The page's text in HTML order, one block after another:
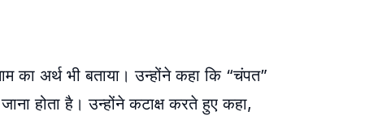
का अर्थ भी बताया। उन्होंने कहा कि “चंपत”
होता है। उन्होंने कटाक्ष करते हुए कहा,